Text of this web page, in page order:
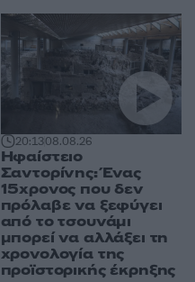
20:1308.08.26
Ηφαίστειο
Σαντορίνης: Ένας
15χρονος που δεν
πρόλαβε να ξεφύγει
από το τσουνάμι
μπορεί να αλλάξει τη
χρονολογία της
προϊστορικής έκρηξης